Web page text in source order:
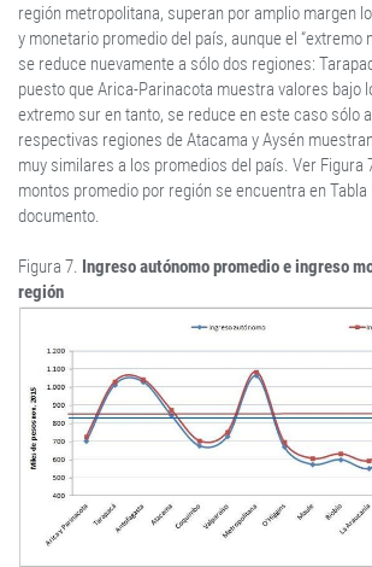
región metropolitana, superan por amplio margen
y monetario promedio del país, aunque el “extremo
se reduce nuevamente a sólo dos regiones:
puesto que Arica-Parinacota muestra valores bajo
extremo sur en tanto, se reduce en este caso sólo
respectivas regiones de Atacama y Aysén
muy similares a los promedios del país. Ver Figura
montos promedio por región se encuentra en Tabla
documento.
Figura 7. Ingreso autónomo promedio e ingreso
región